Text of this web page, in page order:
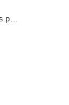
Consejos para elegir platos martillados para ocasiones especiales